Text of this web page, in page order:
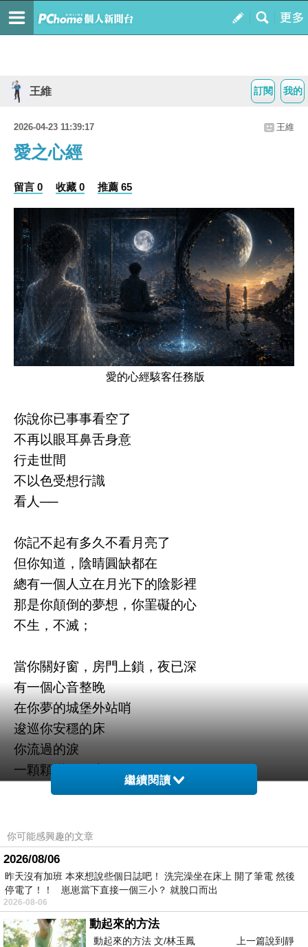
我的
訂閱
王維
2026-04-23 11:39:17 王維
愛之心經
留言 0 收藏 0 推薦 65
愛的心經駭客任務版
你說你已事事看空了
不再以眼耳鼻舌身意
行走世間
不以色受想行識
看人──
你記不起有多久不看月亮了
但你知道，陰晴圓缺都在
總有一個人立在月光下的陰影裡
那是你顛倒的夢想，你罣礙的心
不生，不滅；
當你關好窗，房門上鎖，夜已深
有一個心音整晚
在你夢的城堡外站哨
逡巡你安穩的床
你流過的淚
一顆顆掛在天上
不增，也不減；
而我就在你眼前
你卻看不見我
你肩上灑滿我思念的頭皮屑
衣裳垢膩，頭上花萎
身體臭穢，腋下汗出──
繼續閱讀
你可能感興趣的文章
2026/08/06
昨天沒有加班 本來想說些個日誌吧！ 洗完澡坐在床上 開了筆電 然後
停電了！！ 崽崽當下直接一個三小？ 就脫口而出
2026-08-06
動起來的方法
動起來的方法 文/林玉鳳 上一篇說到靜